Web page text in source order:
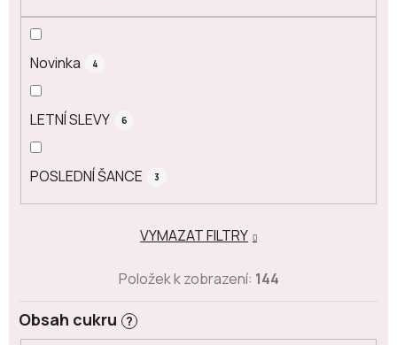
Novinka 4
LETNÍ SLEVY 6
POSLEDNÍ ŠANCE 3
Obsah cukru ?
VYMAZAT FILTRY
Položek k zobrazení: 144